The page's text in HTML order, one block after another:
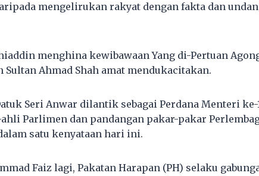
mengelirukan rakyat dengan fakta dan
menghina kewibawaan Yang di-Pertuan
Sultan Ahmad Shah amat mendukacitakan.
Seri Anwar dilantik sebagai Perdana Menteri
Parlimen dan pandangan pakar-pakar
satu kenyataan hari ini.
Faiz lagi, Pakatan Harapan (PH) selaku